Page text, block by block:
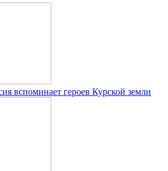
вспоминает героев Курской земли